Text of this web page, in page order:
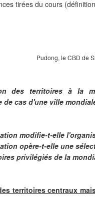
tirées du cours
Pudong, le CBD de
des territoires à la
cas d'une ville
modifie-t-elle
opère-t-elle une
privilégiés de la
territoires centraux